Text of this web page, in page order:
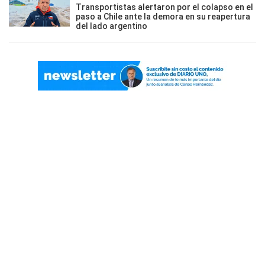
Transportistas alertaron por el colapso en el
paso a Chile ante la demora en su reapertura
del lado argentino